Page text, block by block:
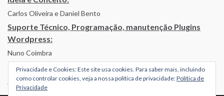
Carlos Oliveira e Daniel Bento
Suporte Técnico, Programação, manutenção Plugins
Wordpress:
Nuno Coimbra
Alojamento por Simbiose
Privacidade e Cookies: Este site usa cookies. Para saber mais, incluindo
como controlar cookies, veja a nossa política de privacidade:Política de
Privacidade